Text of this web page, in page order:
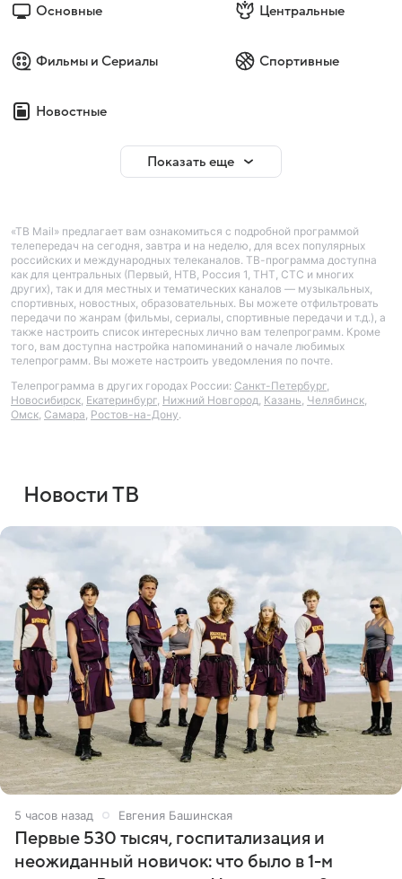
Основные Центральные
Фильмы и Сериалы Спортивные
Новостные
Показать еще
«ТВ Mail» предлагает вам ознакомиться с подробной программой
телепередач на сегодня, завтра и на неделю, для всех популярных
российских и международных телеканалов. ТВ-программа доступна
как для центральных (Первый, НТВ, Россия 1, ТНТ, СТС и многих
других), так и для местных и тематических каналов — музыкальных,
спортивных, новостных, образовательных. Вы можете отфильтровать
передачи по жанрам (фильмы, сериалы, спортивные передачи и т.д.), а
также настроить список интересных лично вам телепрограмм. Кроме
того, вам доступна настройка напоминаний о начале любимых
телепрограмм. Вы можете настроить уведомления по почте.
Телепрограмма в других городах России: Санкт-Петербург,
Новосибирск, Екатеринбург, Нижний Новгород, Казань, Челябинск,
Омск, Самара, Ростов-на-Дону.
Новости ТВ
5 часов назад Евгения Башинская
Первые 530 тысяч, госпитализация и
неожиданный новичок: что было в 1-м